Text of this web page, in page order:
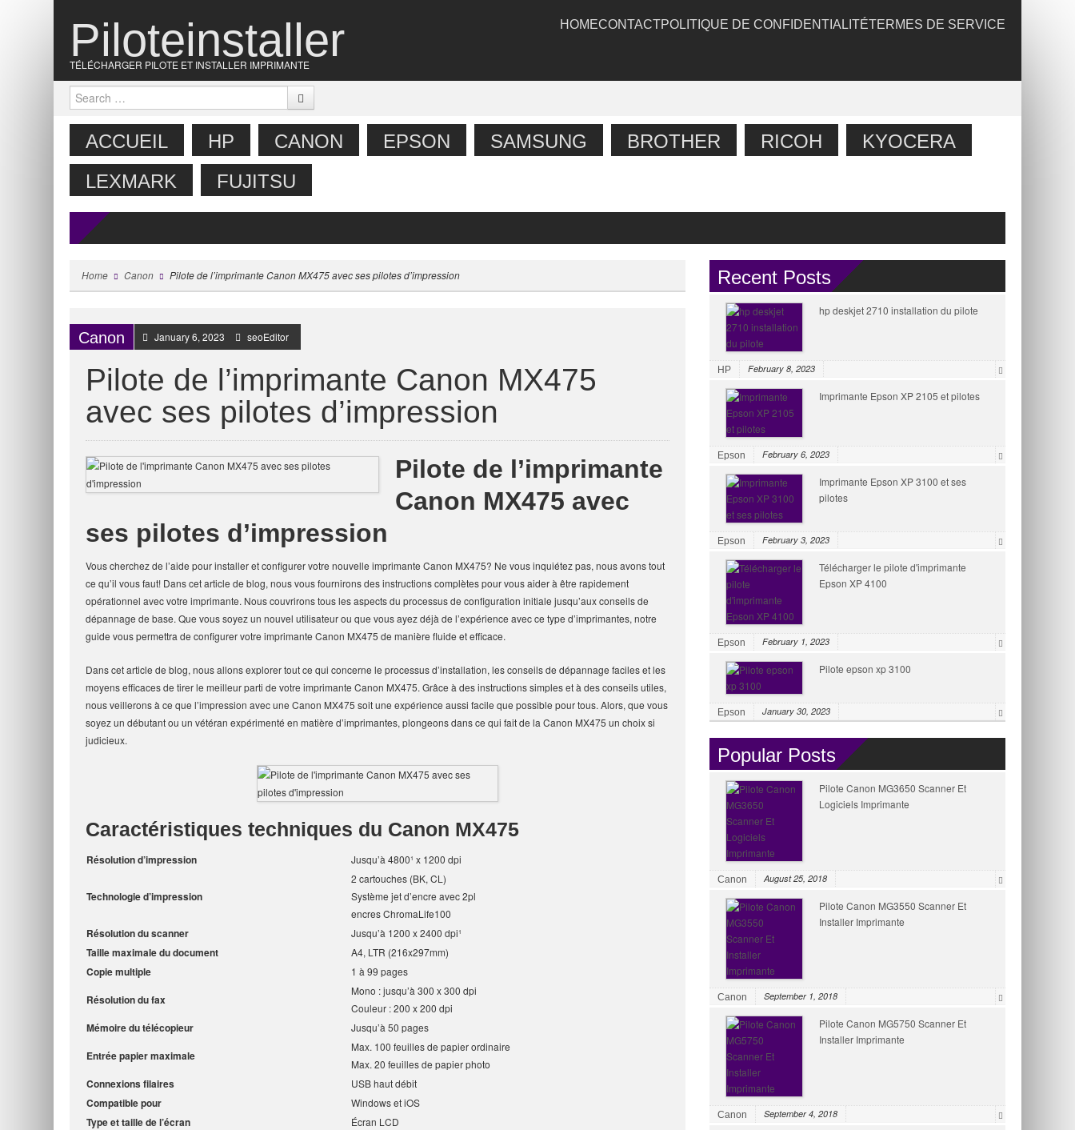
Piloteinstaller
TÉLÉCHARGER PILOTE ET INSTALLER IMPRIMANTE
HOMECONTACTPOLITIQUE DE CONFIDENTIALITÉTERMES DE SERVICE
Search
MENU
SKIP TO CONTENT
ACCUEIL HP CANON EPSON SAMSUNG BROTHER RICOH
KYOCERA
LEXMARK
FUJITSU
Home Canon Pilote de l’imprimante Canon MX475 avec ses pilotes d’impression
Canon January 6, 2023 seoEditor
Pilote de l’imprimante Canon MX475
avec ses pilotes d’impression
Pilote de l’imprimante
Canon MX475 avec
ses pilotes d’impression
Vous cherchez de l’aide pour installer et configurer votre nouvelle imprimante Canon MX475? Ne vous inquiétez pas, nous avons tout
ce qu’il vous faut! Dans cet article de blog, nous vous fournirons des instructions complètes pour vous aider à être rapidement
opérationnel avec votre imprimante. Nous couvrirons tous les aspects du processus de configuration initiale jusqu’aux conseils de
dépannage de base. Que vous soyez un nouvel utilisateur ou que vous ayez déjà de l’expérience avec ce type d’imprimantes, notre
guide vous permettra de configurer votre imprimante Canon MX475 de manière fluide et efficace.
Dans cet article de blog, nous allons explorer tout ce qui concerne le processus d’installation, les conseils de dépannage faciles et les
moyens efficaces de tirer le meilleur parti de votre imprimante Canon MX475. Grâce à des instructions simples et à des conseils utiles,
nous veillerons à ce que l’impression avec une Canon MX475 soit une expérience aussi facile que possible pour tous. Alors, que vous
soyez un débutant ou un vétéran expérimenté en matière d’imprimantes, plongeons dans ce qui fait de la Canon MX475 un choix si
judicieux.
Caractéristiques techniques du Canon MX475
Résolution d’impression Jusqu’à 4800¹ x 1200 dpi
Technologie d’impression
2 cartouches (BK, CL)
Système jet d’encre avec 2pl
encres ChromaLife100
Résolution du scanner Jusqu’à 1200 x 2400 dpi¹
Taille maximale du document A4, LTR (216x297mm)
Copie multiple 1 à 99 pages
Résolution du fax
Mono : jusqu’à 300 x 300 dpi
Couleur : 200 x 200 dpi
Mémoire du télécopieur Jusqu’à 50 pages
Entrée papier maximale
Max. 100 feuilles de papier ordinaire
Max. 20 feuilles de papier photo
Connexions filaires USB haut débit
Compatible pour Windows et iOS
Type et taille de l’écran Écran LCD
Recent Posts
hp deskjet 2710 installation du pilote
HP February 8, 2023
Imprimante Epson XP 2105 et pilotes
Epson February 6, 2023
Imprimante Epson XP 3100 et ses
pilotes
Epson February 3, 2023
Télécharger le pilote d'imprimante
Epson XP 4100
Epson February 1, 2023
Pilote epson xp 3100
Epson January 30, 2023
Popular Posts
Pilote Canon MG3650 Scanner Et
Logiciels Imprimante
Canon August 25, 2018
Pilote Canon MG3550 Scanner Et
Installer Imprimante
Canon September 1, 2018
Pilote Canon MG5750 Scanner Et
Installer Imprimante
Canon September 4, 2018